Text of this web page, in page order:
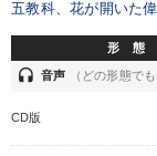
五教科、花が開いた
形 態
headset 音声 （どの形態で
CD版